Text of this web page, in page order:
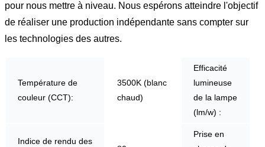
pour nous mettre à niveau. Nous espérons atteindre l'objectif
de réaliser une production indépendante sans compter sur
les technologies des autres.
Température de
couleur (CCT):
3500K (blanc
chaud)
Efficacité
lumineuse
de la lampe
(lm/w) :
Indice de rendu des
Prise en